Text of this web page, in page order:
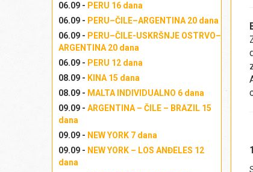
06.09 - PERU 16 dana
06.09 - PERU–ČILE–ARGENTINA 20 dana
06.09 - PERU–ČILE-USKRŠNJE OSTRVO–
ARGENTINA 20 dana
06.09 - PERU 12 dana
08.09 - KINA 15 dana
08.09 - MALTA INDIVIDUALNO 6 dana
09.09 - ARGENTINA – ČILE – BRAZIL 15
dana
09.09 - NEW YORK 7 dana
09.09 - NEW YORK – LOS ANĐELES 12
dana